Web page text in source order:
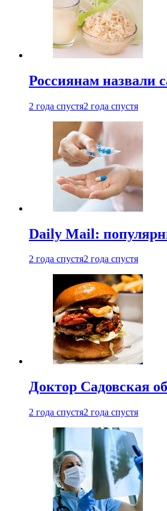
Россиянам назвали
2 года спустя2 года спустя
Daily Mail:
2 года спустя2 года спустя
Доктор Садовская
2 года спустя2 года спустя